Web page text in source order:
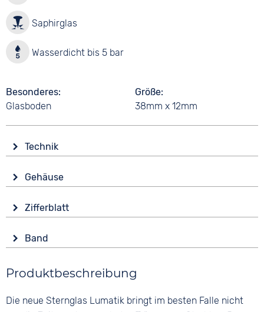
Saphirglas
Wasserdicht bis 5 bar
Besonderes
Glasboden
Größe
38mm x 12mm
Technik
Automatik
Funktionen
Datumsanzeige
Wasserdicht
Gehäuse
Saphirglas
Form
Rund
Material
Farbe
Zifferblatt
Analog
Blau
Ziffern
Band
Silber
Material
Produktbeschreibung
Die neue Sternglas Lumatik bringt im besten Falle nicht